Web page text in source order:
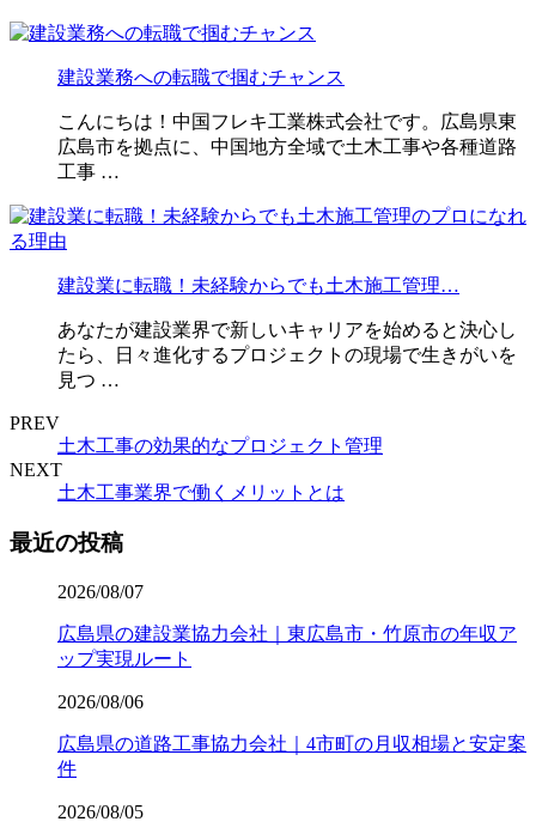
建設業務への転職で掴むチャンス
こんにちは！中国フレキ工業株式会社です。広島県東
広島市を拠点に、中国地方全域で土木工事や各種道路
工事 …
建設業に転職！未経験からでも土木施工管理…
あなたが建設業界で新しいキャリアを始めると決心し
たら、日々進化するプロジェクトの現場で生きがいを
見つ …
PREV
土木工事の効果的なプロジェクト管理
NEXT
土木工事業界で働くメリットとは
最近の投稿
2026/08/07
広島県の建設業協力会社｜東広島市・竹原市の年収ア
ップ実現ルート
2026/08/06
広島県の道路工事協力会社｜4市町の月収相場と安定案
件
2026/08/05